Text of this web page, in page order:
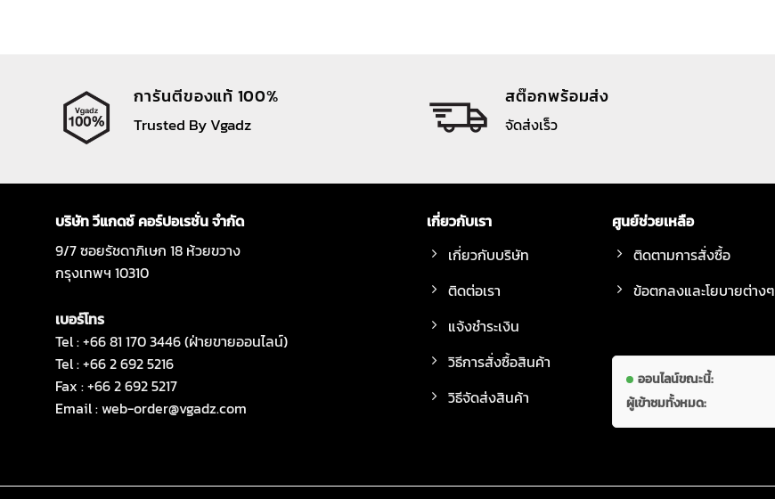
การันตีของแท้ 100%
Trusted By Vgadz
สต๊อกพร้อมส่ง
จัดส่งเร็ว
บริษัท วีแกดซ์ คอร์ปอเรชั่น จำกัด
9/7 ซอยรัชดาภิเษก 18 ห้วยขวาง
กรุงเทพฯ 10310
เบอร์โทร
Tel : +66 81 170 3446 (ฝ่ายขายออนไลน์)
Tel : +66 2 692 5216
Fax : +66 2 692 5217
Email :web-order@vgadz.com
เกี่ยวกับเรา
เกี่ยวกับบริษัท
ติดต่อเรา
แจ้งชำระเงิน
วิธีการสั่งซื้อสินค้า
วิธีจัดส่งสินค้า
ศูนย์ช่วยเหลือ
ติดตามการสั่งซื้อ
ข้อตกลงและโยบายต่างๆ
ออนไลน์ขณะนี้:
ผู้เข้าชมทั้งหมด: